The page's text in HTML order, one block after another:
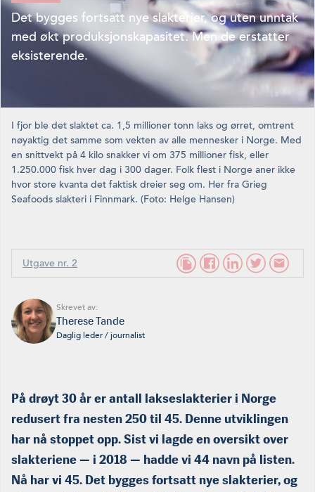
Det bygges fortsatt nye slakterier, og uten unntak
med økt produksjonskapasitet. Men de erstatter
ek­sisterende.
I fjor ble det slaktet ca. 1,5 millioner tonn laks og ørret, omtrent
nøyaktig det samme som vekten av alle mennesker i Norge. Med
en snittvekt på 4 kilo snakker vi om 375 millioner fisk, eller
1.250.000 fisk hver dag i 300 dager. Folk flest i Norge aner ikke
hvor store kvanta det faktisk dreier seg om. Her fra Grieg
Seafoods slakteri i Finnmark. (Foto: Helge Hansen)
Utgave nr. 2
Skrevet av:
Therese Tande
Daglig leder / journalist
På drøyt 30 år er antall lakseslakterier i Norge
redusert fra nesten 250 til 45. Denne utviklingen
har nå stoppet opp. Sist vi lagde en oversikt over
slakteriene — i 2018 — hadde vi 44 navn på listen.
Nå har vi 45. Det bygges fortsatt nye slakterier, og